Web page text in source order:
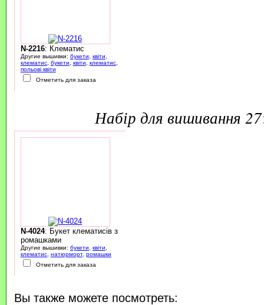
N-2216: Клематис
Другие вышивки: букети квіти
клематис, букети квіти клематис,
польові квіти
Отметить для заказа
набір для вишивання
N-4024: Букет клематисів з
ромашками
Другие вышивки: букети квіти
клематис, натюрморт, ромашки
Отметить для заказа
Вы также можете посмотреть: